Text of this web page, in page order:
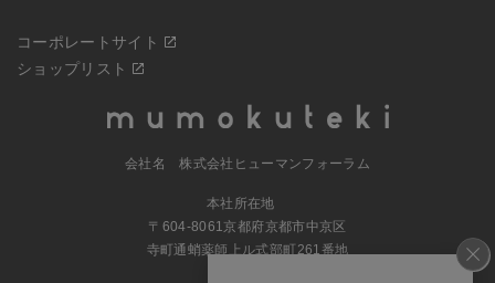
コーポレートサイト
ショップリスト
会社名 株式会社ヒューマンフォーラム
本社所在地
〒604-8061京都府京都市中京区
寺町通蛸薬師上ル式部町261番地